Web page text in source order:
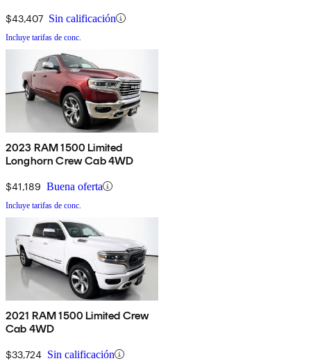
$43,407 Sin calificación
Incluye tarifas de conc.
2023 RAM 1500 Limited
Longhorn Crew Cab 4WD
$41,189 Buena oferta
Incluye tarifas de conc.
2021 RAM 1500 Limited Crew
Cab 4WD
$33,724 Sin calificación